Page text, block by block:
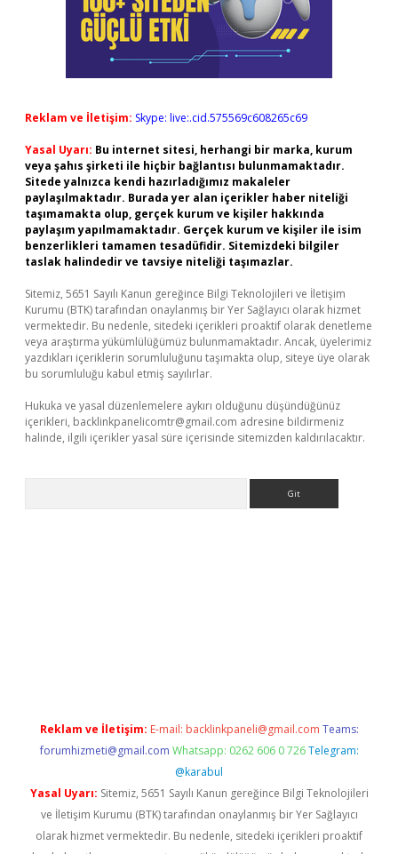
Reklam ve İletişim: Skype: live:.cid.575569c608265c69
Yasal Uyarı: Bu internet sitesi, herhangi bir marka, kurum
veya şahıs şirketi ile hiçbir bağlantısı bulunmamaktadır.
Sitede yalnızca kendi hazırladığımız makaleler
paylaşılmaktadır. Burada yer alan içerikler haber niteliği
taşımamakta olup, gerçek kurum ve kişiler hakkında
paylaşım yapılmamaktadır. Gerçek kurum ve kişiler ile isim
benzerlikleri tamamen tesadüfidir. Sitemizdeki bilgiler
taslak halindedir ve tavsiye niteliği taşımazlar.
Sitemiz, 5651 Sayılı Kanun gereğince Bilgi Teknolojileri ve İletişim
Kurumu (BTK) tarafından onaylanmış bir Yer Sağlayıcı olarak hizmet
vermektedir. Bu nedenle, sitedeki içerikleri proaktif olarak denetleme
veya araştırma yükümlülüğümüz bulunmamaktadır. Ancak, üyelerimiz
yazdıkları içeriklerin sorumluluğunu taşımakta olup, siteye üye olarak
bu sorumluluğu kabul etmiş sayılırlar.
Hukuka ve yasal düzenlemelere aykırı olduğunu düşündüğünüz
içerikleri, backlinkpanelicomtr@gmail.com adresine bildirmeniz
halinde, ilgili içerikler yasal süre içerisinde sitemizden kaldırılacaktır.
Reklam ve İletişim: E-mail: backlinkpaneli@gmail.com Teams:
forumhizmeti@gmail.com Whatsapp: 0262 606 0 726 Telegram:
@karabul
Yasal Uyarı: Sitemiz, 5651 Sayılı Kanun gereğince Bilgi Teknolojileri
ve İletişim Kurumu (BTK) tarafından onaylanmış bir Yer Sağlayıcı
olarak hizmet vermektedir. Bu nedenle, sitedeki içerikleri proaktif